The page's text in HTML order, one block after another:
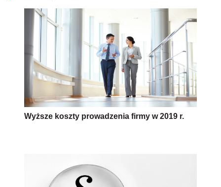
Wyższe koszty prowadzenia firmy w 2019 r.